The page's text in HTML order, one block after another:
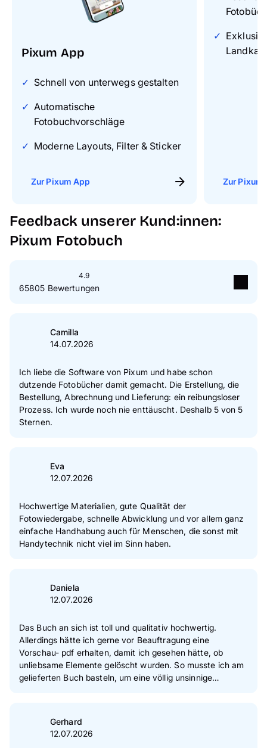
Pixum App
Schnell von unterwegs gestalten
Automatische
Fotobuchvorschläge
Moderne Layouts, Filter & Sticker
Zur Pixum App Zur Pixum
Feedback unserer Kund:innen:
Pixum Fotobuch
4.9
65805 Bewertungen
Sterne
Sterne
2 Sterne
1 Sterne 0 %
Zur Echtheit der Bewertungen
Camilla
14.07.2026
Ich liebe die Software von Pixum und habe schon
dutzende Fotobücher damit gemacht. Die Erstellung, die
Bestellung, Abrechnung und Lieferung: ein reibungsloser
Prozess. Ich wurde noch nie enttäuscht. Deshalb 5 von 5
Sternen.
Eva
12.07.2026
Hochwertige Materialien, gute Qualität der
Fotowiedergabe, schnelle Abwicklung und vor allem ganz
einfache Handhabung auch für Menschen, die sonst mit
Handytechnik nicht viel im Sinn haben.
Daniela
12.07.2026
Das Buch an sich ist toll und qualitativ hochwertig.
Allerdings hätte ich gerne vor Beauftragung eine
Vorschau- pdf erhalten, damit ich gesehen hätte, ob
unliebsame Elemente gelöscht wurden. So musste ich am
gelieferten Buch basteln, um eine völlig unsinnige
Layout war flexibel zu gestalten.
Gerhard
12.07.2026